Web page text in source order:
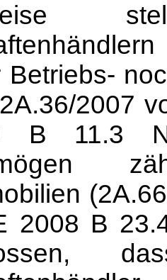
Betriebs-
2007
B 11.3
2008 B